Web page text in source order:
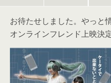
お待たせしました。やっと
オンラインフレンド上映決